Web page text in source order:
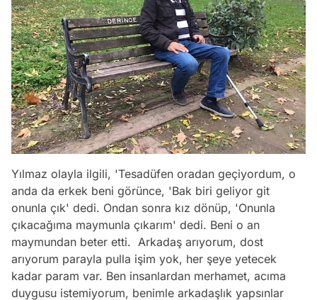
Yılmaz olayla ilgili, 'Tesadüfen oradan geçiyordum, o
anda da erkek beni görünce, 'Bak biri geliyor git
onunla çık' dedi. Ondan sonra kız dönüp, 'Onunla
çıkacağıma maymunla çıkarım' dedi. Beni o an
maymundan beter etti. Arkadaş arıyorum, dost
arıyorum parayla pulla işim yok, her şeye yetecek
kadar param var. Ben insanlardan merhamet, acıma
duygusu istemiyorum, benimle arkadaşlık yapsınlar